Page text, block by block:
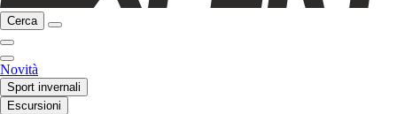
Cerca
Novità
Sport invernali
Escursioni